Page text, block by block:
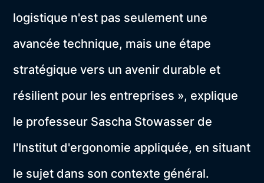
logistique n'est pas seulement une
avancée technique, mais une étape
stratégique vers un avenir durable et
résilient pour les entreprises », explique
le professeur Sascha Stowasser de
l'Institut d'ergonomie appliquée, en situant
le sujet dans son contexte général.